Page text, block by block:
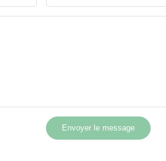
Envoyer le message